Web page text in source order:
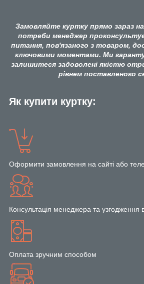
Замовляйте куртку прямо зараз
потреби менеджер
питання, пов'язаного з товаром,
ключовими моментами. Ми
залишитеся задоволені якістю
рівнем поставленого
Як купити куртку:
Оформити замовлення на сайті або
Консультація менеджера та узгодження
Оплата зручним способом